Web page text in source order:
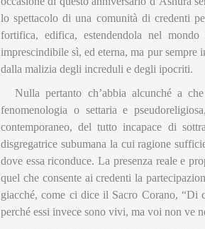
lo spettacolo di una comunità di credenti
fortifica, edifica, estendendola nel
imprescindibile sì, ed eterna, ma pur sempre
dalla malizia degli increduli e degli ipocriti.
Nulla pertanto ch’abbia alcunché a
fenomenologia o settaria e
contemporaneo, del tutto incapace di
disgregatrice subumana la cui ragione
dove essa riconduce. La presenza reale e
quel che consente ai credenti la
giacché, come ci dice il Sacro Corano,
perché essi invece sono vivi, ma voi non ve